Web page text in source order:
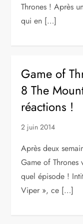
Thrones ! Après
qui en […]
Game of
8 The
réactions !
2 juin 2014
Après deux
Game of Thrones
quel épisode !
Viper », ce […]